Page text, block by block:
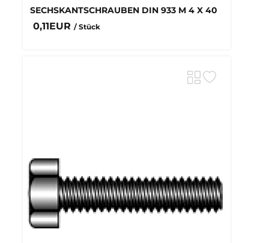
SECHSKANTSCHRAUBEN DIN 933 M 4 X 40
0,11EUR / Stück